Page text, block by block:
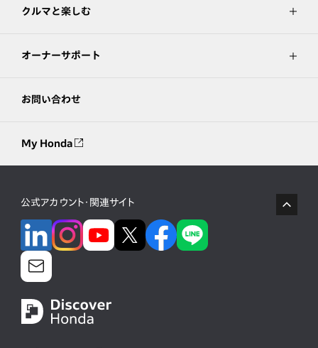
クルマと楽しむ
オーナーサポート
お問い合わせ
My Honda
公式アカウント・関連サイト